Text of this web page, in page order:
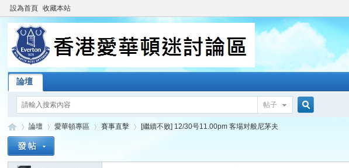
設為首頁 收藏本站
論壇
帖子
論壇 愛華頓專區 賽事直擊 [繼續不败] 12/30号11.00pm 客場对般尼茅夫